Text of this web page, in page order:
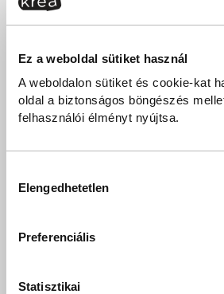
Ez a weboldal sütiket használ
A weboldalon sütiket és cookie-kat
oldal a biztonságos böngészés
felhasználói élményt nyújtsa.
kiválasztása
Elengedhetetlen
Preferenciális
Statisztikai